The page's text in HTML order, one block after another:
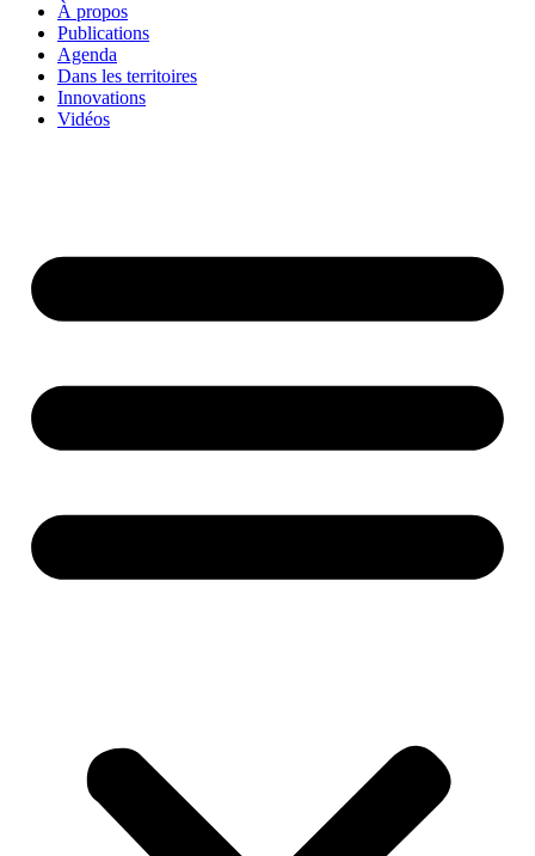
À propos
Publications
Agenda
Dans les territoires
Innovations
Vidéos